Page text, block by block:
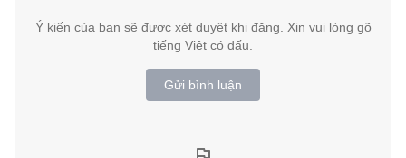
Ý kiến của bạn sẽ được xét duyệt khi đăng. Xin vui lòng gõ
tiếng Việt có dấu.
Gửi bình luận